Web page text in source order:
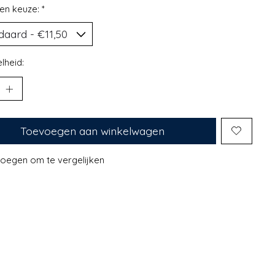
keuze:*
Toevoegen aan winkelwagen
om te vergelijken